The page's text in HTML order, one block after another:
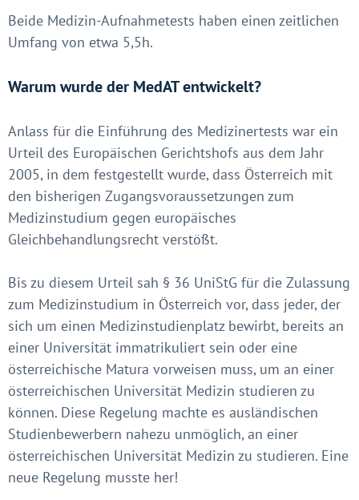
Beide Medizin-Aufnahmetests haben einen zeitlichen
Umfang von etwa 5,5h.
Warum wurde der MedAT entwickelt?
Anlass für die Einführung des Medizinertests war ein
Urteil des Europäischen Gerichtshofs aus dem Jahr
2005, in dem festgestellt wurde, dass Österreich mit
den bisherigen Zugangsvoraussetzungen zum
Medizinstudium gegen europäisches
Gleichbehandlungsrecht verstößt.
Bis zu diesem Urteil sah § 36 UniStG für die Zulassung
zum Medizinstudium in Österreich vor, dass jeder, der
sich um einen Medizinstudienplatz bewirbt, bereits an
einer Universität immatrikuliert sein oder eine
österreichische Matura vorweisen muss, um an einer
österreichischen Universität Medizin studieren zu
können. Diese Regelung machte es ausländischen
Studienbewerbern nahezu unmöglich, an einer
österreichischen Universität Medizin zu studieren. Eine
neue Regelung musste her!